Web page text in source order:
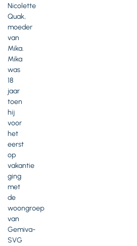
Nicolette
Quak,
moeder
van
Mika.
Mika
was
18
jaar
toen
hij
voor
het
eerst
op
vakantie
ging
met
de
woongroep
van
Gemiva-
SVG